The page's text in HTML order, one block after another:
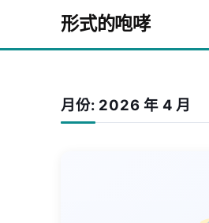
形式的咆哮
月份: 2026 年 4 月